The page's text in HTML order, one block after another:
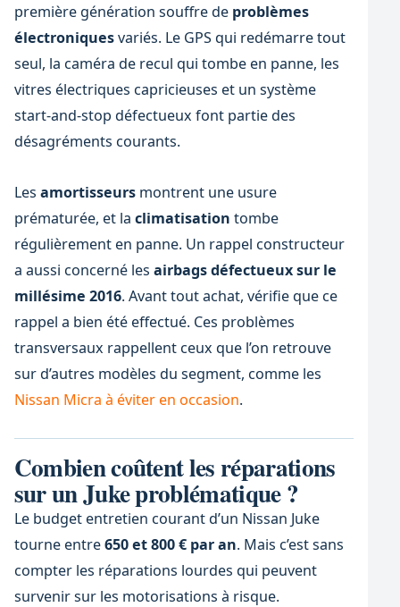
première génération souffre de problèmes
électroniquesvariés. Le GPS qui redémarre tout
seul, la caméra de recul qui tombe en panne, les
vitres électriques capricieuses et un système
start-and-stop défectueux font partie des
désagréments courants.
Les amortisseursmontrent une usure
prématurée, et la climatisation tombe
régulièrement en panne. Un rappel constructeur
a aussi concerné les airbags défectueux sur le
millésime 2016. Avant tout achat, vérifie que ce
rappel a bien été effectué. Ces problèmes
transversaux rappellent ceux que l’on retrouve
sur d’autres modèles du segment, comme les
Nissan Micra à éviter en occasion.
Combien coûtent les réparations
sur un Juke problématique ?
Le budget entretien courant d’un Nissan Juke
tourne entre650 et 800 € par an. Mais c’est sans
compter les réparations lourdes qui peuvent
survenir sur les motorisations à risque.